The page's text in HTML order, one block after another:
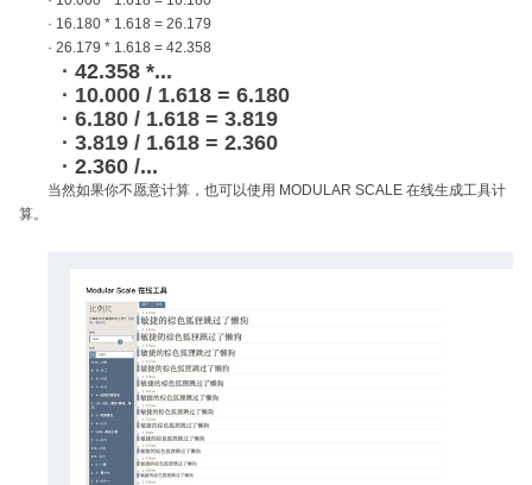
· 16.180 * 1.618 = 26.179
· 26.179 * 1.618 = 42.358
· 42.358 *...
· 10.000 / 1.618 = 6.180
· 6.180 / 1.618 = 3.819
· 3.819 / 1.618 = 2.360
· 2.360 /...
当然如果你不愿意计算，也可以使用 MODULAR SCALE 在线生成工具计
算。